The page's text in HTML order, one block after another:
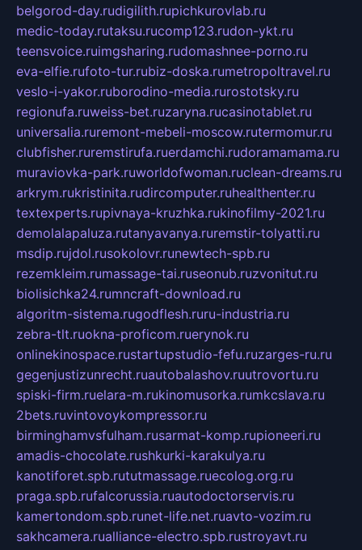
belgorod-day.rudigilith.rupichkurovlab.ru
medic-today.rutaksu.rucomp123.rudon-ykt.ru
teensvoice.ruimgsharing.rudomashnee-porno.ru
eva-elfie.rufoto-tur.rubiz-doska.rumetropoltravel.ru
veslo-i-yakor.ruborodino-media.rurostotsky.ru
regionufa.ruweiss-bet.ruzaryna.rucasinotablet.ru
universalia.ruremont-mebeli-moscow.rutermomur.ru
clubfisher.ruremstirufa.ruerdamchi.rudoramamama.ru
muraviovka-park.ruworldofwoman.ruclean-dreams.ru
arkrym.rukristinita.rudircomputer.ruhealthenter.ru
textexperts.rupivnaya-kruzhka.rukinofilmy-2021.ru
demolalapaluza.rutanyavanya.ruremstir-tolyatti.ru
msdip.rujdol.rusokolovr.runewtech-spb.ru
rezemkleim.rumassage-tai.ruseonub.ruzvonitut.ru
biolisichka24.rumncraft-download.ru
algoritm-sistema.rugodflesh.ruru-industria.ru
zebra-tlt.ruokna-proficom.ruerynok.ru
onlinekinospace.rustartupstudio-fefu.ruzarges-ru.ru
gegenjustizunrecht.ruautobalashov.ruutrovortu.ru
spiski-firm.ruelara-m.rukinomusorka.rumkcslava.ru
2bets.ruvintovoykompressor.ru
birminghamvsfulham.rusarmat-komp.rupioneeri.ru
amadis-chocolate.rushkurki-karakulya.ru
kanotiforet.spb.rututmassage.ruecolog.org.ru
praga.spb.rufalcorussia.ruautodoctorservis.ru
kamertondom.spb.runet-life.net.ruavto-vozim.ru
sakhcamera.rualliance-electro.spb.rustroyavt.ru